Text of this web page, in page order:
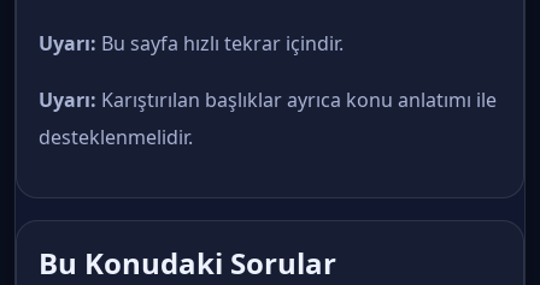
Uyarı: Bu sayfa hızlı tekrar içindir.
Uyarı: Karıştırılan başlıklar ayrıca konu anlatımı ile
desteklenmelidir.
Bu Konudaki Sorular